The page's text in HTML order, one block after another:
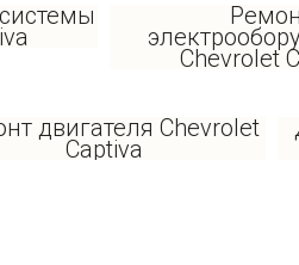
Chevrolet
двигателя Chevrolet
Captiva